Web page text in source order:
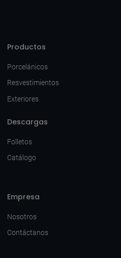
Productos
Porcelánicos
Resvestimientos
Exteriores
Descargas
Folletos
Catálogo
Empresa
Nosotros
Contáctanos